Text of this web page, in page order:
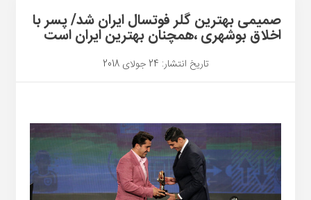
صمیمی بهترین گلر فوتسال ایران شد/ پسر با
اخلاق بوشهری ،همچنان بهترین ایران است
تاریخ انتشار: 24 جولای 2018